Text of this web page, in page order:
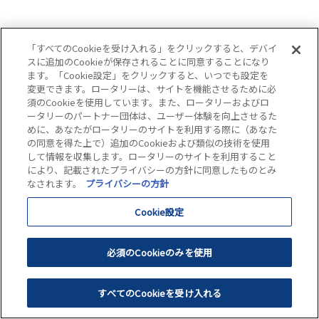
「すべてのCookieを受け入れる」をクリックすると、デバイ
スに追加のCookieが保存されることに同意することになり
ます。「Cookie設定」をクリックすると、いつでも設定を
変更できます。ロータリーは、サイトを機能させるために必
須のCookieを使用しています。また、ロータリーおよびロ
ータリーのパートナー団体は、ユーザー体験を向上させるた
めに、あなたがロータリーのサイトを利用する際に（あなた
の同意を得た上で）追加のCookieおよび類似の技術を使用
して情報を収集します。ロータリーのサイトを利用すること
により、記載されたプライバシーの方針に同意したものとみ
なされます。
プライバシーの方針
Cookie設定
必須のCookieのみを使用
すべてのCookieを受け入れる